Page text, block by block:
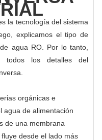
la tecnología del sistema
explicamos el tipo de
agua RO. Por lo tanto,
todos los detalles del
orgánicas e
agua de alimentación
de una membrana
desde el lado más